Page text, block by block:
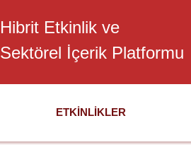
Hibrit Etkinlik ve
Sektörel İçerik Platformu
ETKINLIKLER